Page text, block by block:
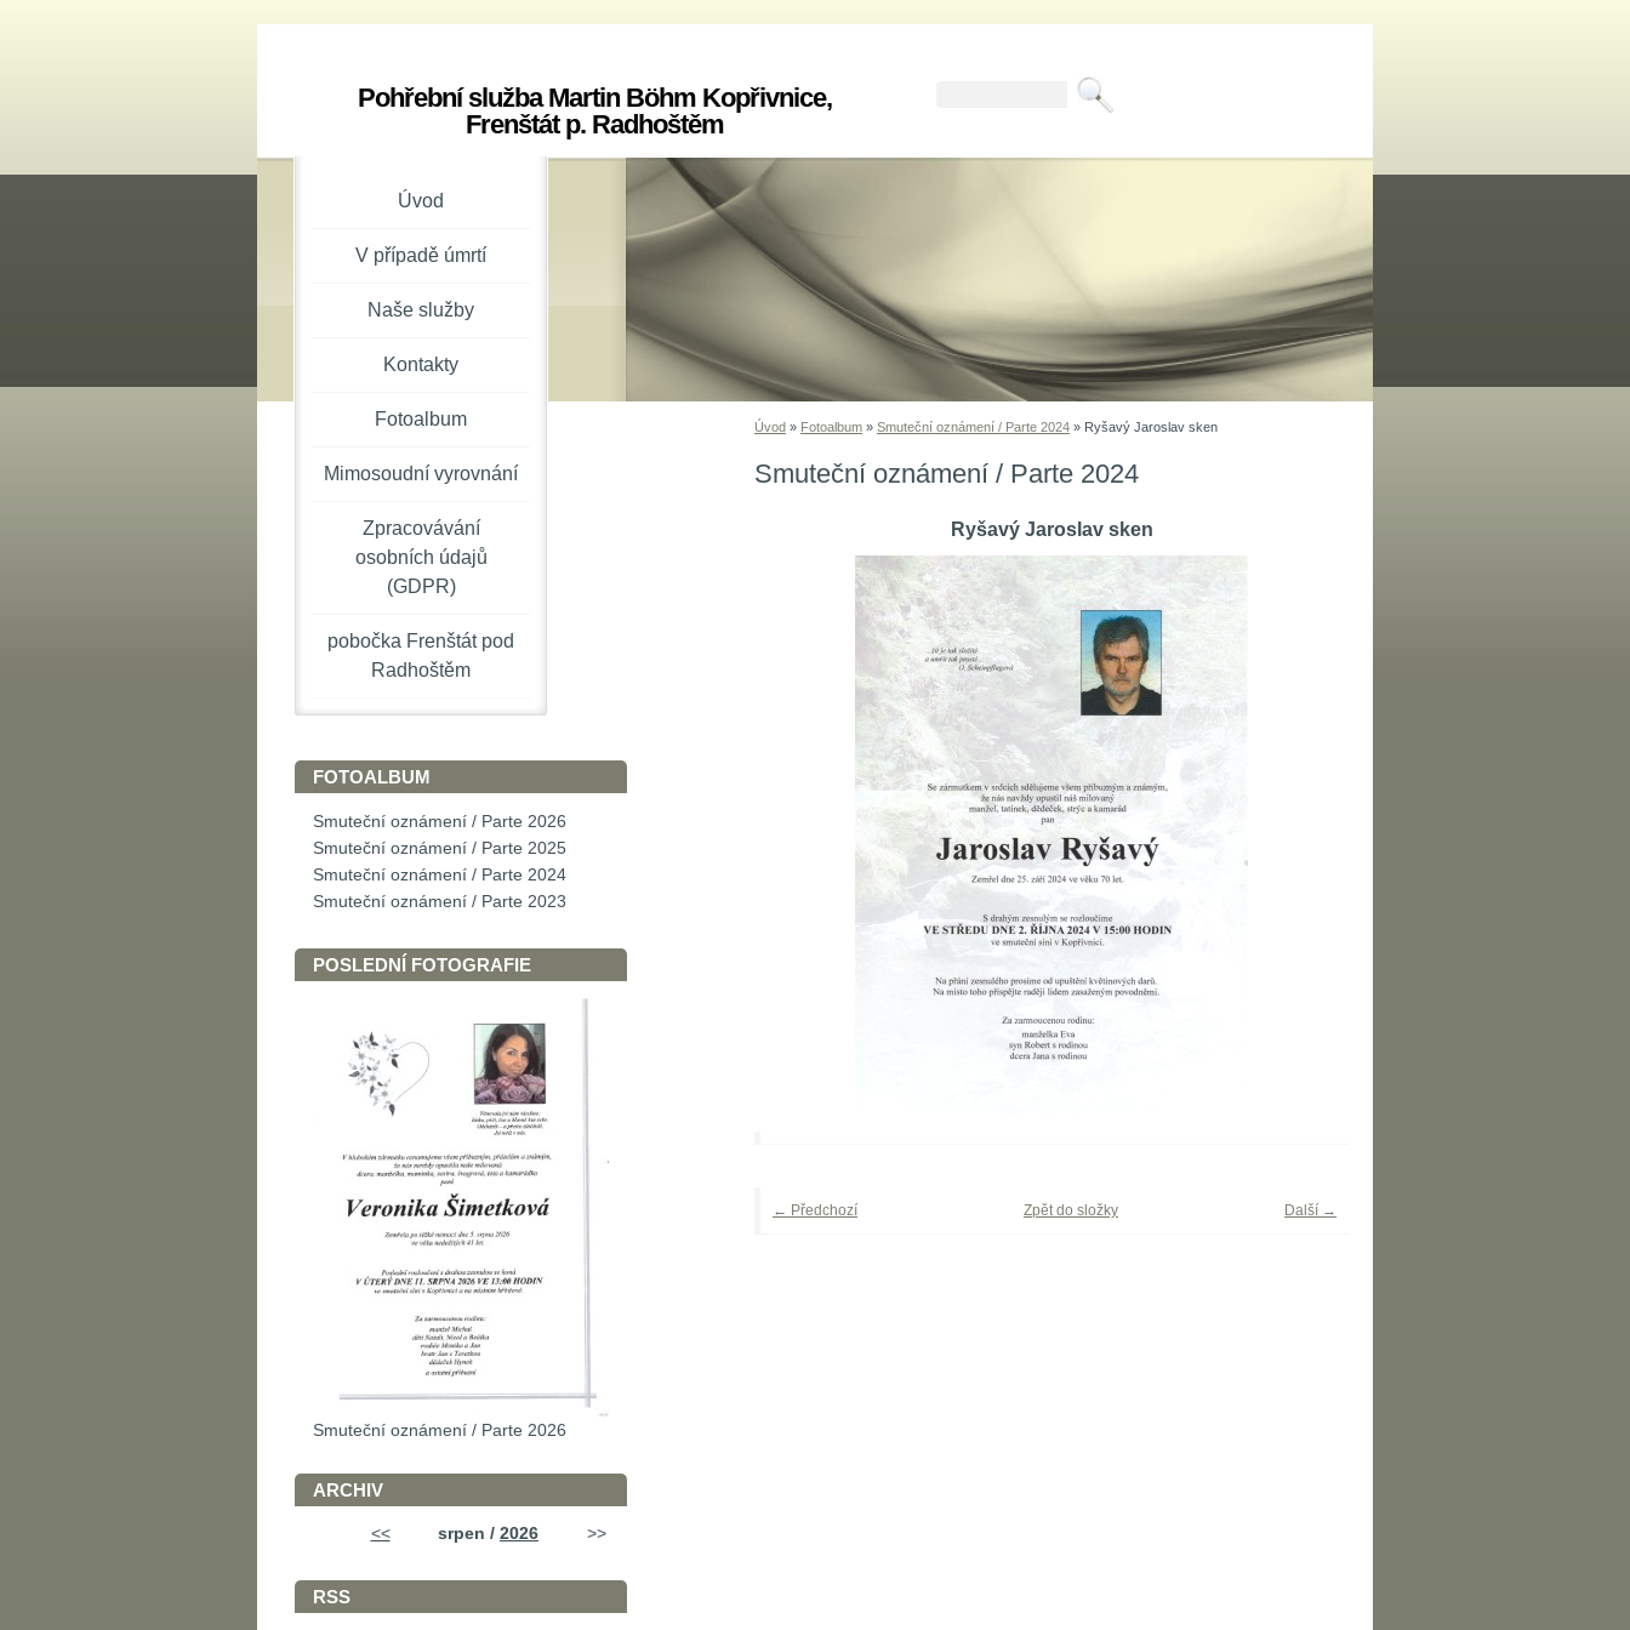
Pohřební služba Martin Böhm Kopřivnice,
Frenštát p. Radhoštěm
Úvod » Fotoalbum » Smuteční oznámení / Parte 2024 » Ryšavý Jaroslav sken
Smuteční oznámení / Parte 2024
Ryšavý Jaroslav sken
← Předchozí Další →
Zpět do složky
Úvod
V případě úmrtí
Naše služby
Kontakty
Fotoalbum
Mimosoudní vyrovnání
Zpracovávání
osobních údajů
(GDPR)
pobočka Frenštát pod
Radhoštěm
FOTOALBUM
Smuteční oznámení / Parte 2026
Smuteční oznámení / Parte 2025
Smuteční oznámení / Parte 2024
Smuteční oznámení / Parte 2023
POSLEDNÍ FOTOGRAFIE
Smuteční oznámení / Parte 2026
ARCHIV
<< srpen / 2026 >>
RSS